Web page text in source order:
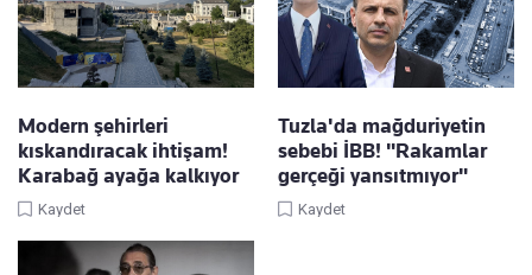
Modern şehirleri
kıskandıracak ihtişam!
Karabağ ayağa kalkıyor
Kaydet
Tuzla'da mağduriyetin
sebebi İBB! "Rakamlar
gerçeği yansıtmıyor"
Kaydet